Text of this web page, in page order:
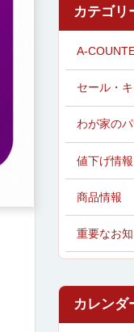
カテゴリ
A-
セール・
わが家の
値下げ情報
商品情報
重要なお